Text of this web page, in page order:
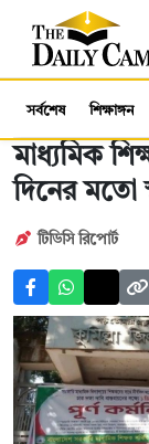
সর্বশেষ শিক্ষাঙ্গন
মাধ্যমিক
দিনের মতো
টিডিসি ‍রিপোর্ট